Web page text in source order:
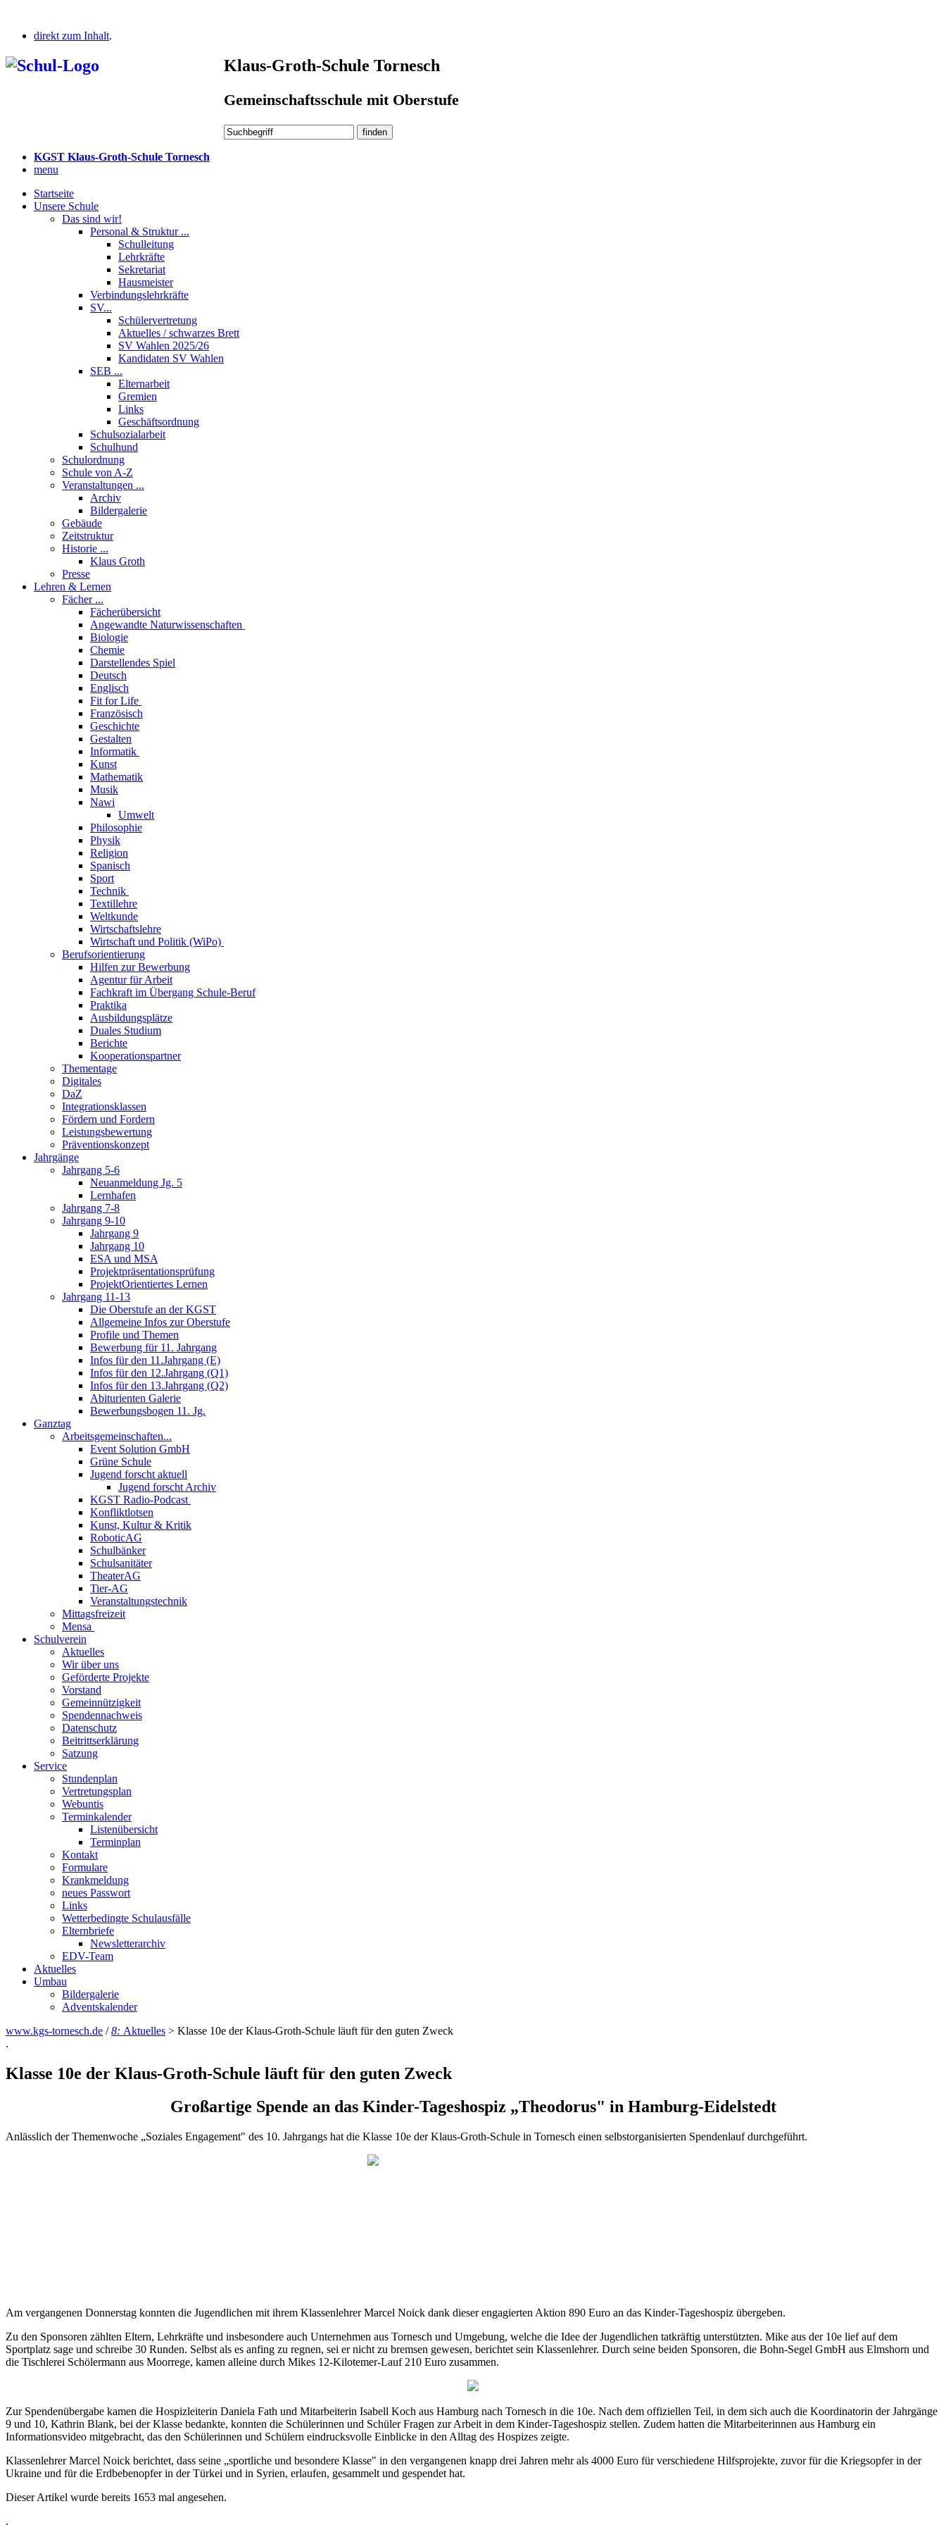
direkt zum Inhalt.
Klaus-Groth-Schule Tornesch
Gemeinschaftsschule mit Oberstufe
KGST Klaus-Groth-Schule Tornesch
menu
Startseite
Unsere Schule
Das sind wir!
Personal & Struktur ...
Schulleitung
Lehrkräfte
Sekretariat
Hausmeister
Verbindungslehrkräfte
SV...
Schülervertretung
Aktuelles / schwarzes Brett
SV Wahlen 2025/26
Kandidaten SV Wahlen
SEB ...
Elternarbeit
Gremien
Links
Geschäftsordnung
Schulsozialarbeit
Schulhund
Schulordnung
Schule von A-Z
Veranstaltungen ...
Archiv
Bildergalerie
Gebäude
Zeitstruktur
Historie ...
Klaus Groth
Presse
Lehren & Lernen
Fächer ...
Fächerübersicht
Angewandte Naturwissenschaften
Biologie
Chemie
Darstellendes Spiel
Deutsch
Englisch
Fit for Life
Französisch
Geschichte
Gestalten
Informatik
Kunst
Mathematik
Musik
Nawi
Umwelt
Philosophie
Physik
Religion
Spanisch
Sport
Technik
Textillehre
Weltkunde
Wirtschaftslehre
Wirtschaft und Politik (WiPo)
Berufsorientierung
Hilfen zur Bewerbung
Agentur für Arbeit
Fachkraft im Übergang Schule-Beruf
Praktika
Ausbildungsplätze
Duales Studium
Berichte
Kooperationspartner
Thementage
Digitales
DaZ
Integrationsklassen
Fördern und Fordern
Leistungsbewertung
Präventionskonzept
Jahrgänge
Jahrgang 5-6
Neuanmeldung Jg. 5
Lernhafen
Jahrgang 7-8
Jahrgang 9-10
Jahrgang 9
Jahrgang 10
ESA und MSA
Projektpräsentationsprüfung
ProjektOrientiertes Lernen
Jahrgang 11-13
Die Oberstufe an der KGST
Allgemeine Infos zur Oberstufe
Profile und Themen
Bewerbung für 11. Jahrgang
Infos für den 11.Jahrgang (E)
Infos für den 12.Jahrgang (Q1)
Infos für den 13.Jahrgang (Q2)
Abiturienten Galerie
Bewerbungsbogen 11. Jg.
Ganztag
Arbeitsgemeinschaften...
Event Solution GmbH
Grüne Schule
Jugend forscht aktuell
Jugend forscht Archiv
KGST Radio-Podcast
Konfliktlotsen
Kunst, Kultur & Kritik
RoboticAG
Schulbänker
Schulsanitäter
TheaterAG
Tier-AG
Veranstaltungstechnik
Mittagsfreizeit
Mensa
Schulverein
Aktuelles
Wir über uns
Geförderte Projekte
Vorstand
Gemeinnützigkeit
Spendennachweis
Datenschutz
Beitrittserklärung
Satzung
Service
Stundenplan
Vertretungsplan
Webuntis
Terminkalender
Listenübersicht
Terminplan
Kontakt
Formulare
Krankmeldung
neues Passwort
Links
Wetterbedingte Schulausfälle
Elternbriefe
Newsletterarchiv
EDV-Team
Aktuelles
Umbau
Bildergalerie
Adventskalender
www.kgs-tornesch.de /8: Aktuelles > Klasse 10e der Klaus-Groth-Schule läuft für den guten Zweck
.
Klasse 10e der Klaus-Groth-Schule läuft für den guten Zweck
Großartige Spende an das Kinder-Tageshospiz „Theodorus" in Hamburg-Eidelstedt
Anlässlich der Themenwoche „Soziales Engagement" des 10. Jahrgangs hat die Klasse 10e der Klaus-Groth-Schule in Tornesch einen selbstorganisierten Spendenlauf durchgeführt.
Am vergangenen Donnerstag konnten die Jugendlichen mit ihrem Klassenlehrer Marcel Noick dank dieser engagierten Aktion 890 Euro an das Kinder-Tageshospiz übergeben.
Zu den Sponsoren zählten Eltern, Lehrkräfte und insbesondere auch Unternehmen aus Tornesch und Umgebung, welche die Idee der Jugendlichen tatkräftig unterstützten. Mike aus der 10e lief auf dem
Sportplatz sage und schreibe 30 Runden. Selbst als es anfing zu regnen, sei er nicht zu bremsen gewesen, berichtet sein Klassenlehrer. Durch seine beiden Sponsoren, die Bohn-Segel GmbH aus Elmshorn und
die Tischlerei Schölermann aus Moorrege, kamen alleine durch Mikes 12-Kilotemer-Lauf 210 Euro zusammen.
Zur Spendenübergabe kamen die Hospizleiterin Daniela Fath und Mitarbeiterin Isabell Koch aus Hamburg nach Tornesch in die 10e. Nach dem offiziellen Teil, in dem sich auch die Koordinatorin der Jahrgänge
9 und 10, Kathrin Blank, bei der Klasse bedankte, konnten die Schülerinnen und Schüler Fragen zur Arbeit in dem Kinder-Tageshospiz stellen. Zudem hatten die Mitarbeiterinnen aus Hamburg ein
Informationsvideo mitgebracht, das den Schülerinnen und Schülern eindrucksvolle Einblicke in den Alltag des Hospizes zeigte.
Klassenlehrer Marcel Noick berichtet, dass seine „sportliche und besondere Klasse" in den vergangenen knapp drei Jahren mehr als 4000 Euro für verschiedene Hilfsprojekte, zuvor für die Kriegsopfer in der
Ukraine und für die Erdbebenopfer in der Türkei und in Syrien, erlaufen, gesammelt und gespendet hat.
Dieser Artikel wurde bereits 1653 mal angesehen.
.